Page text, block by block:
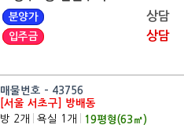
분양가 상담
입주금 상담
매물번호 - 43756
[서울 서초구] 방배동
방 2개
욕실 1개 19평형(63㎡)